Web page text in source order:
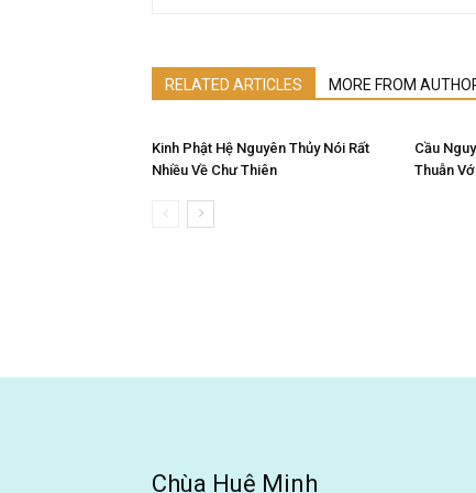
RELATED ARTICLES MORE FROM
Kinh Phật Hệ Nguyên Thủy Nói Rất
Nhiều Về Chư Thiên
Cầu
Thuẫn
Chùa Huệ Minh